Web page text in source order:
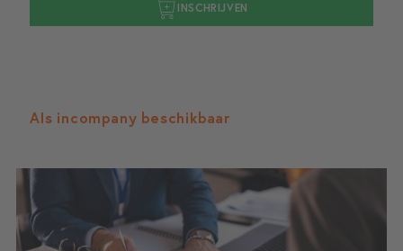
INSCHRIJVEN
Als incompany beschikbaar